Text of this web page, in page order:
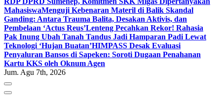
MahasiswaMenguji Kebenaran Materil di Balik Skandal
Ganding: Antara Trauma Balita, Desakan Aktivis, dan
Pembelaan ‘Actus Reus’Lenteng Pecahkan Rekor! Rahasia
Pak Inung Ubah Tanah Tandus Jadi Hamparan Padi Lewat
Teknologi ‘Hujan Buatan’HIMPASS Desak Evaluasi
Penyaluran Bansos di Sapeken: Soroti Dugaan Penahanan
Kartu KKS oleh Oknum Agen
Jum. Agu 7th, 2026